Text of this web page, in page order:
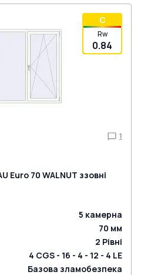
C
Rw
0.84
1
Euro 70 WALNUT ззовні
5 камерна
70 мм
2 Рівні
4 CGS - 16 - 4 - 12 - 4 LE
Базова зламобезпека